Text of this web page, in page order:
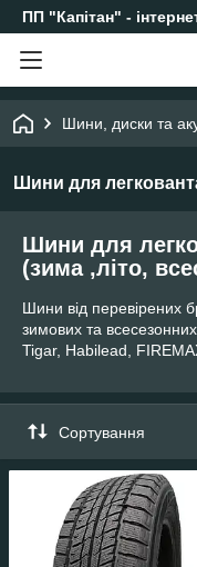
ПП "Капітан" -
Шини, диски та
Шини для
Шини для
(зима ,літо,
Шини від перевірених
зимових та
Tigar, Habilead,
Сортування